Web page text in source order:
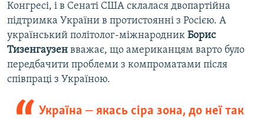
Конгресі, і в Сенаті США склалася двопартійна
підтримка України в протистоянні з Росією. А
український політолог-міжнародник Борис
Тизенгаузен вважає, що американцям варто було
передбачити проблеми з компроматами після
співпраці з Україною.
Україна ‒ якась сіра зона, до неї так